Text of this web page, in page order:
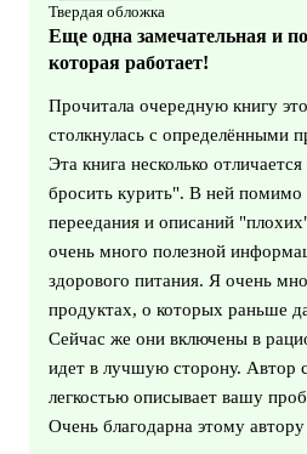
Твердая обложка
Еще одна замечательная и
которая работает!
Прочитала очередную книгу
столкнулась с определёнными
Эта книга несколько
бросить курить". В ней
переедания и описаний
очень много полезной
здорового питания. Я очень
продуктах, о которых раньше
Сейчас же они включены в
идет в лучшую сторону. Автор
легкостью описывает вашу
Очень благодарна этому автору